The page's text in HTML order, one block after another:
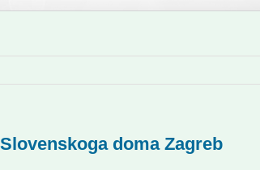
doma Zagreb